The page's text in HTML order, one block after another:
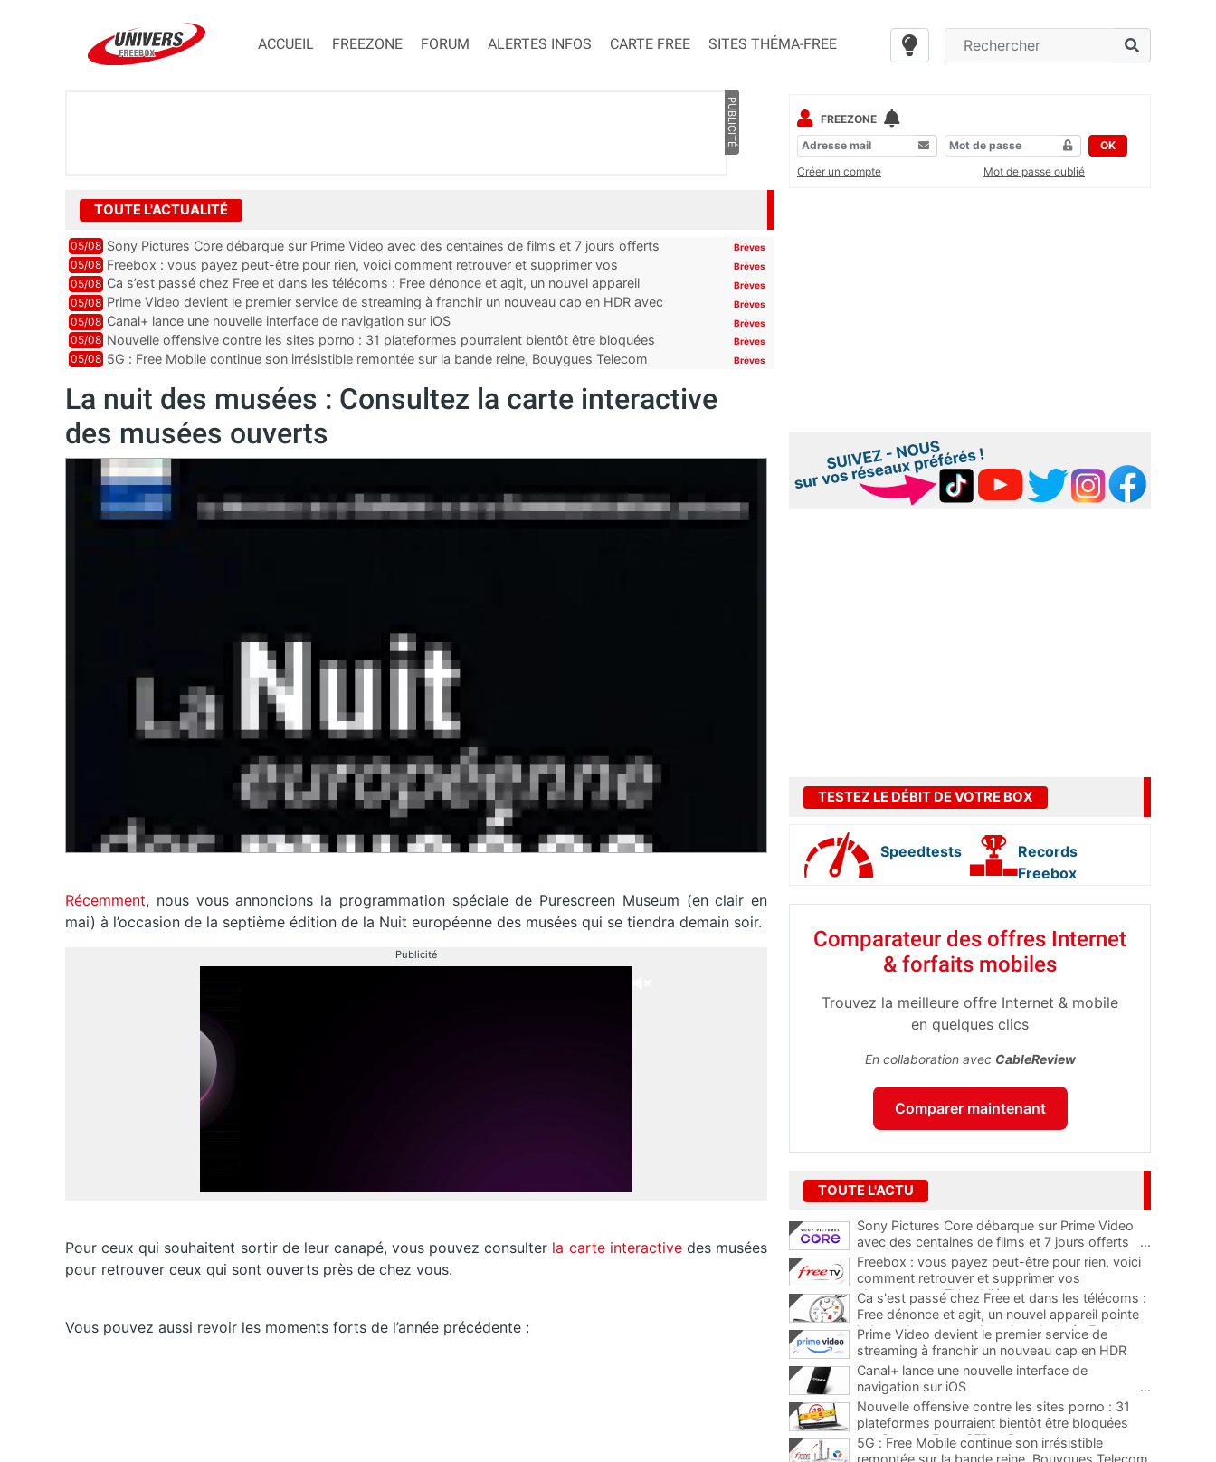
ACCUEIL FREEZONE FORUM ALERTES INFOS CARTE FREE SITES THÉMA-FREE
PUBLICITÉ
TOUTE L'ACTUALITÉ
05/08 Sony Pictures Core débarque sur Prime Video avec des centaines de films et 7 jours offerts Brèves
05/08 Freebox : vous payez peut-être pour rien, voici comment retrouver et supprimer vos
abonnements TV oubliés
Brèves
05/08 Ca s’est passé chez Free et dans les télécoms : Free dénonce et agit, un nouvel appareil
pointe le bout de...
Brèves
05/08 Prime Video devient le premier service de streaming à franchir un nouveau cap en HDR avec
ce lancement
Brèves
05/08 Canal+ lance une nouvelle interface de navigation sur iOS Brèves
05/08 Nouvelle offensive contre les sites porno : 31 plateformes pourraient bientôt être bloquées
par Orange, Free, SF...
Brèves
05/08 5G : Free Mobile continue son irrésistible remontée sur la bande reine, Bouygues Telecom
Brèves
La nuit des musées : Consultez la carte interactive
des musées ouverts
Récemment, nous vous annoncions la programmation spéciale de Purescreen Museum (en clair en
mai) à l’occasion de la septième édition de la Nuit européenne des musées qui se tiendra demain soir.
Publicité
Pour ceux qui souhaitent sortir de leur canapé, vous pouvez consulter la carte interactivedes musées
pour retrouver ceux qui sont ouverts près de chez vous.
Vous pouvez aussi revoir les moments forts de l’année précédente :
FREEZONE
OK
Créer un compte
Mot de passe oublié
TESTEZ LE DÉBIT DE VOTRE BOX
Speedtests
Records
Freebox
Comparateur des offres Internet
& forfaits mobiles
Trouvez la meilleure offre Internet & mobile
en quelques clics
En collaboration avec CableReview
Comparer maintenant
TOUTE L'ACTU
Sony Pictures Core débarque sur Prime Video
avec des centaines de films et 7 jours offerts
...
Freebox : vous payez peut-être pour rien, voici
comment retrouver et supprimer vos
abonnements TV oubliés
...
Ca s'est passé chez Free et dans les télécoms :
Free dénonce et agit, un nouvel appareil pointe
le bout de son nez chez des abonnés Freebox...
Prime Video devient le premier service de
streaming à franchir un nouveau cap en HDR
avec ce lancement
Canal+ lance une nouvelle interface de
navigation sur iOS
...
Nouvelle offensive contre les sites porno : 31
plateformes pourraient bientôt être bloquées
par Orange, Free, SFR et Bouygues
5G : Free Mobile continue son irrésistible
remontée sur la bande reine, Bouygues Telecom